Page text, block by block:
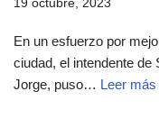
19 octubre, 2023
En un esfuerzo por
ciudad, el intendente de
Jorge, puso… Leer más